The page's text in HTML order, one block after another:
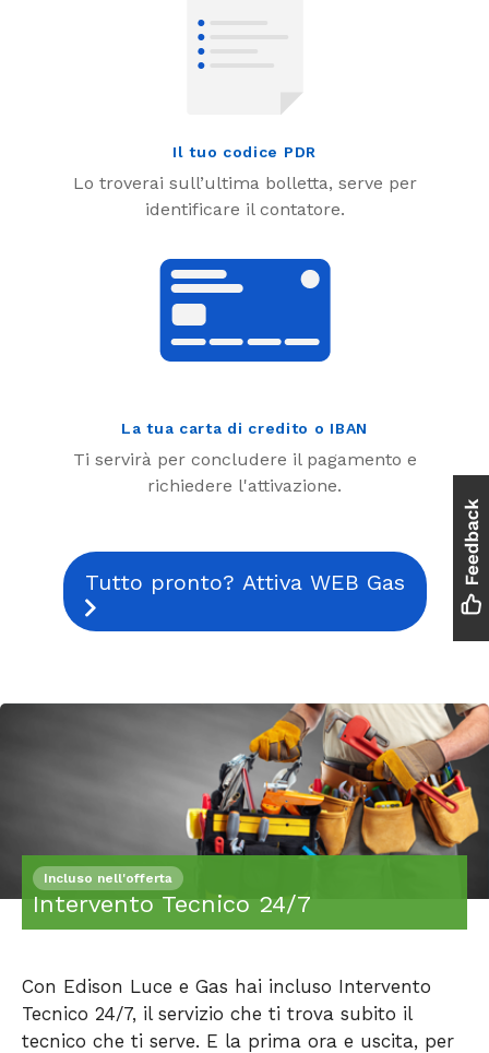
Il tuo codice PDR
Lo troverai sull’ultima bolletta, serve per
identificare il contatore.
La tua carta di credito o IBAN
Ti servirà per concludere il pagamento e
richiedere l'attivazione.
Tutto pronto? Attiva WEB Gas
Incluso nell'offerta
Intervento Tecnico 24/7
Con Edison Luce e Gas hai incluso Intervento
Tecnico 24/7, il servizio che ti trova subito il
tecnico che ti serve. E la prima ora e uscita, per